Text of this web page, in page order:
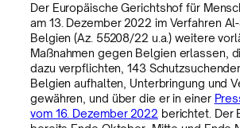
Der Europäische Gerichtshof für
am 13. Dezember 2022 im Verfahren Al-
Belgien (Az. 55208/22 u.a.) weitere
Maßnahmen gegen Belgien erlassen,
dazu verpflichten, 143
Belgien aufhalten, Unterbringung und
gewähren, und über die er in einer
vom 16. Dezember 2022 berichtet. Der